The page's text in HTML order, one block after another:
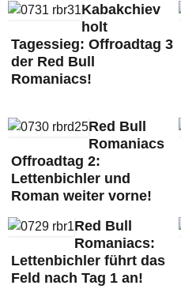
Kabakchiev
holt
Tagessieg: Offroadtag 3
der Red Bull
Romaniacs!
Red Bull
Romaniacs
Offroadtag 2:
Lettenbichler und
Roman weiter vorne!
Red Bull
Romaniacs:
Lettenbichler führt das
Feld nach Tag 1 an!